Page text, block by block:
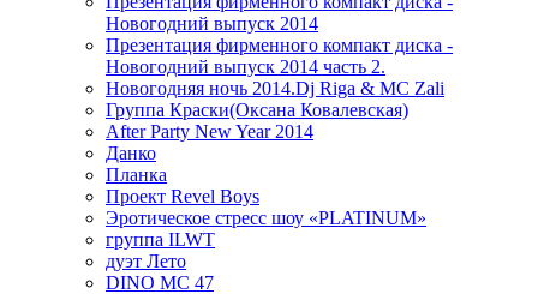
Новогодний выпуск 2014
Презентация фирменного компакт диска -
Новогодний выпуск 2014 часть 2.
Новогодняя ночь 2014.Dj Riga & MC Zali
Группа Краски(Оксана Ковалевская)
After Party New Year 2014
Данко
Планка
Проект Revel Boys
Эротическое стресс шоу «PLATINUM»
группа ILWT
дуэт Лето
DINO MC 47